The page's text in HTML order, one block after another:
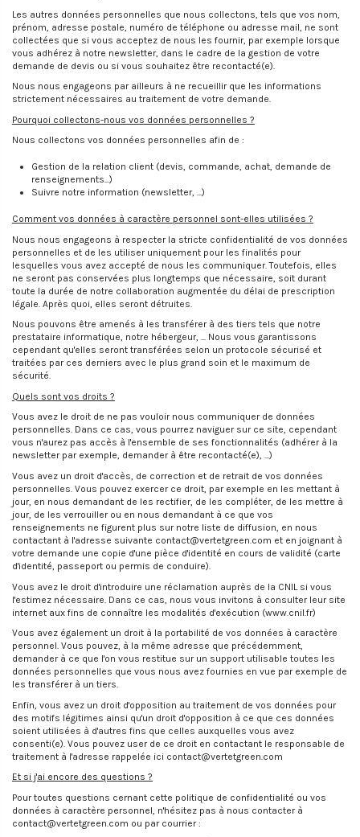
Les autres données personnelles que nous collectons, tels que vos nom,
prénom, adresse postale, numéro de téléphone ou adresse mail, ne sont
collectées que si vous acceptez de nous les fournir, par exemple lorsque
vous adhérez à notre newsletter, dans le cadre de la gestion de votre
demande de devis ou si vous souhaitez être recontacté(e).
Nous nous engageons par ailleurs à ne recueillir que les informations
strictement nécessaires au traitement de votre demande.
Pourquoi collectons-nous vos données personnelles ?
Nous collectons vos données personnelles afin de :
Gestion de la relation client (devis, commande, achat, demande de
renseignements...)
Suivre notre information (newsletter, ...)
Comment vos données à caractère personnel sont-elles utilisées ?
Nous nous engageons à respecter la stricte confidentialité de vos données
personnelles et de les utiliser uniquement pour les finalités pour
lesquelles vous avez accepté de nous les communiquer. Toutefois, elles
ne seront pas conservées plus longtemps que nécessaire, soit durant
toute la durée de notre collaboration augmentée du délai de prescription
légale. Après quoi, elles seront détruites.
Nous pouvons être amenés à les transférer à des tiers tels que notre
prestataire informatique, notre hébergeur, ... Nous vous garantissons
cependant qu'elles seront transférées selon un protocole sécurisé et
traitées par ces derniers avec le plus grand soin et le maximum de
sécurité.
Quels sont vos droits ?
Vous avez le droit de ne pas vouloir nous communiquer de données
personnelles. Dans ce cas, vous pourrez naviguer sur ce site, cependant
vous n'aurez pas accès à l'ensemble de ses fonctionnalités (adhérer à la
newsletter par exemple, demander à être recontacté(e), ...)
Vous avez un droit d'accès, de correction et de retrait de vos données
personnelles. Vous pouvez exercer ce droit, par exemple en les mettant à
jour, en nous demandant de les rectifier, de les compléter, de les mettre à
jour, de les verrouiller ou en nous demandant à ce que vos
renseignements ne figurent plus sur notre liste de diffusion, en nous
contactant à l'adresse suivante contact@vertetgreen.com et en joignant à
votre demande une copie d'une pièce d'identité en cours de validité (carte
d'identité, passeport ou permis de conduire).
Vous avez le droit d'introduire une réclamation auprès de la CNIL si vous
l'estimez nécessaire. Dans ce cas, nous vous invitons à consulter leur site
internet aux fins de connaître les modalités d'exécution (www.cnil.fr)
Vous avez également un droit à la portabilité de vos données à caractère
personnel. Vous pouvez, à la même adresse que précédemment,
demander à ce que l'on vous restitue sur un support utilisable toutes les
données personnelles que vous nous avez fournies en vue par exemple de
les transférer à un tiers.
Enfin, vous avez un droit d'opposition au traitement de vos données pour
des motifs légitimes ainsi qu'un droit d'opposition à ce que ces données
soient utilisées à d'autres fins que celles auxquelles vous avez
consenti(e). Vous pouvez user de ce droit en contactant le responsable de
traitement à l'adresse rappelée ici contact@vertetgreen.com
Et si j'ai encore des questions ?
Pour toutes questions cernant cette politique de confidentialité ou vos
données à caractère personnel, n'hésitez pas à nous contacter à
contact@vertetgreen.com ou par courrier :